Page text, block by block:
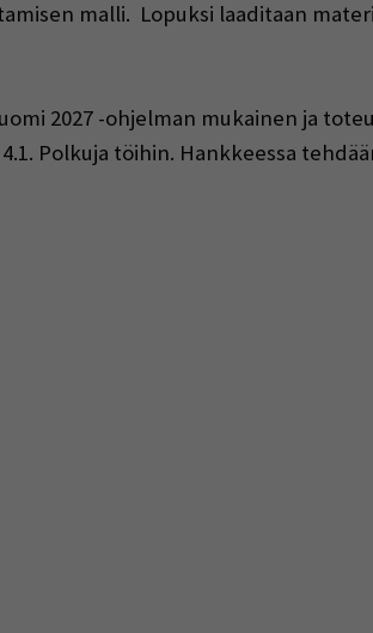
malli. Lopuksi laaditaan
2027 -ohjelman mukainen ja
Polkuja töihin. Hankkeessa